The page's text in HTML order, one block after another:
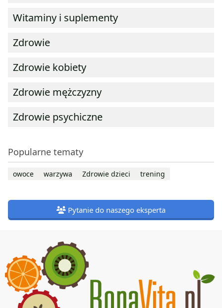
Witaminy i suplementy
Zdrowie
Zdrowie kobiety
Zdrowie mężczyzny
Zdrowie psychiczne
Popularne tematy
owoce warzywa Zdrowie dzieci trening
Pytanie do naszego eksperta